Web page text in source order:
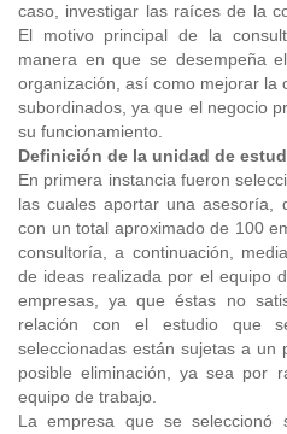
caso, investigar las raíces de la
El motivo principal de la
manera en que se desempeña
organización, así como mejorar la
subordinados, ya que el negocio
su funcionamiento.
Definición de la unidad de
En primera instancia fueron
las cuales aportar una asesoría,
con un total aproximado de 100
consultoría, a continuación,
de ideas realizada por el equipo
empresas, ya que éstas no
relación con el estudio que
seleccionadas están sujetas a un
posible eliminación, ya sea por
equipo de trabajo.
La empresa que se